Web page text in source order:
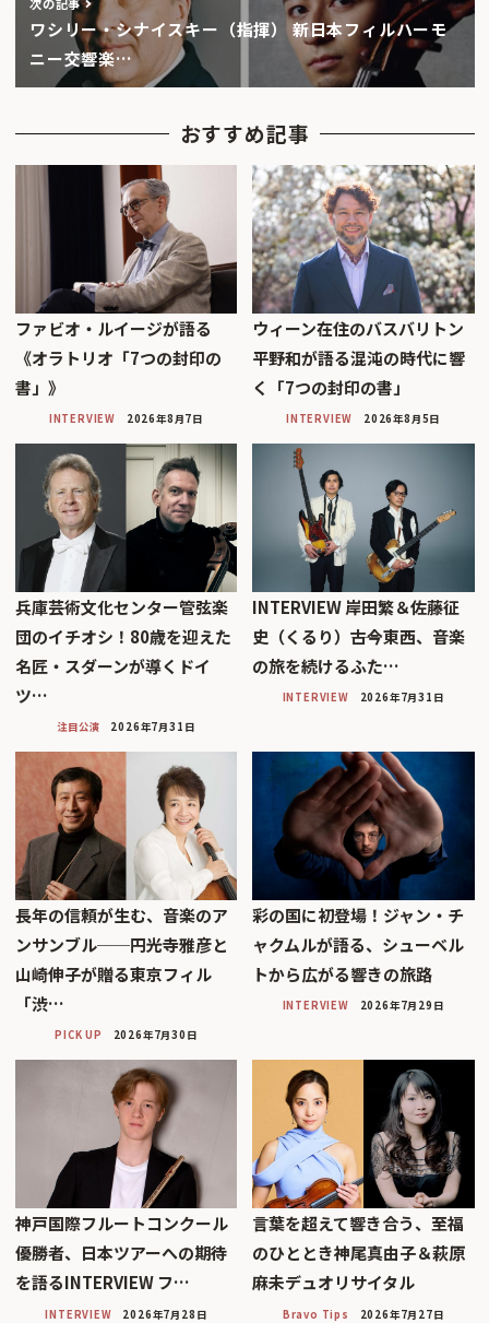
ワシリー・シナイスキー（指揮） 新日本フィルハーモ
ニー交響楽…
おすすめ記事
ファビオ・ルイージが語る
《オラトリオ「7つの封印の
書」》
INTERVIEW 2026年8月7日
ウィーン在住のバスバリトン
平野和が語る混沌の時代に響
く「7つの封印の書」
INTERVIEW 2026年8月5日
兵庫芸術文化センター管弦楽
団のイチオシ！80歳を迎えた
名匠・スダーンが導くドイ
ツ…
注目公演 2026年7月31日
INTERVIEW 岸田繁＆佐藤征
史（くるり）――古今東西、音楽
の旅を続けるふた…
INTERVIEW 2026年7月31日
長年の信頼が生む、音楽のア
ンサンブル──円光寺雅彦と
山崎伸子が贈る東京フィル
「渋…
PICK UP 2026年7月30日
彩の国に初登場！ジャン・チ
ャクムルが語る、シューベル
トから広がる響きの旅路
INTERVIEW 2026年7月29日
神戸国際フルートコンクール
優勝者、日本ツアーへの期待
を語るINTERVIEW フ…
INTERVIEW 2026年7月28日
言葉を超えて響き合う、至福
のひととき神尾真由子＆萩原
麻未デュオリサイタル
Bravo Tips 2026年7月27日